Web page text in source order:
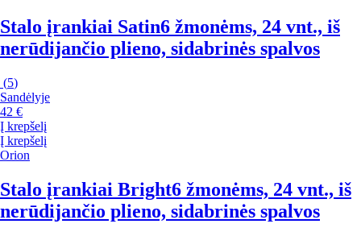
Stalo įrankiai Satin6 žmonėms, 24 vnt., iš
nerūdijančio plieno, sidabrinės spalvos
(5)
Sandėlyje
42 €
Į krepšelį
Į krepšelį
Orion
Stalo įrankiai Bright6 žmonėms, 24 vnt., iš
nerūdijančio plieno, sidabrinės spalvos